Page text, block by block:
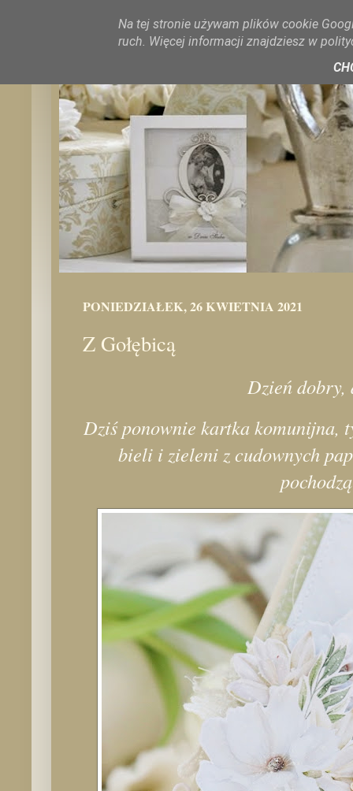
PONIEDZIAŁEK, 26 KWIETNIA 2021
Z Gołębicą
Dzień dobry,
Dziś ponownie kartka komunijna,
bieli i zieleni z cudownych
Na tej stronie używam plików cookie
ruch. Więcej informacji znajdziesz w